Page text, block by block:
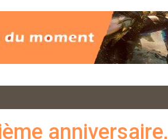
anniversaire,